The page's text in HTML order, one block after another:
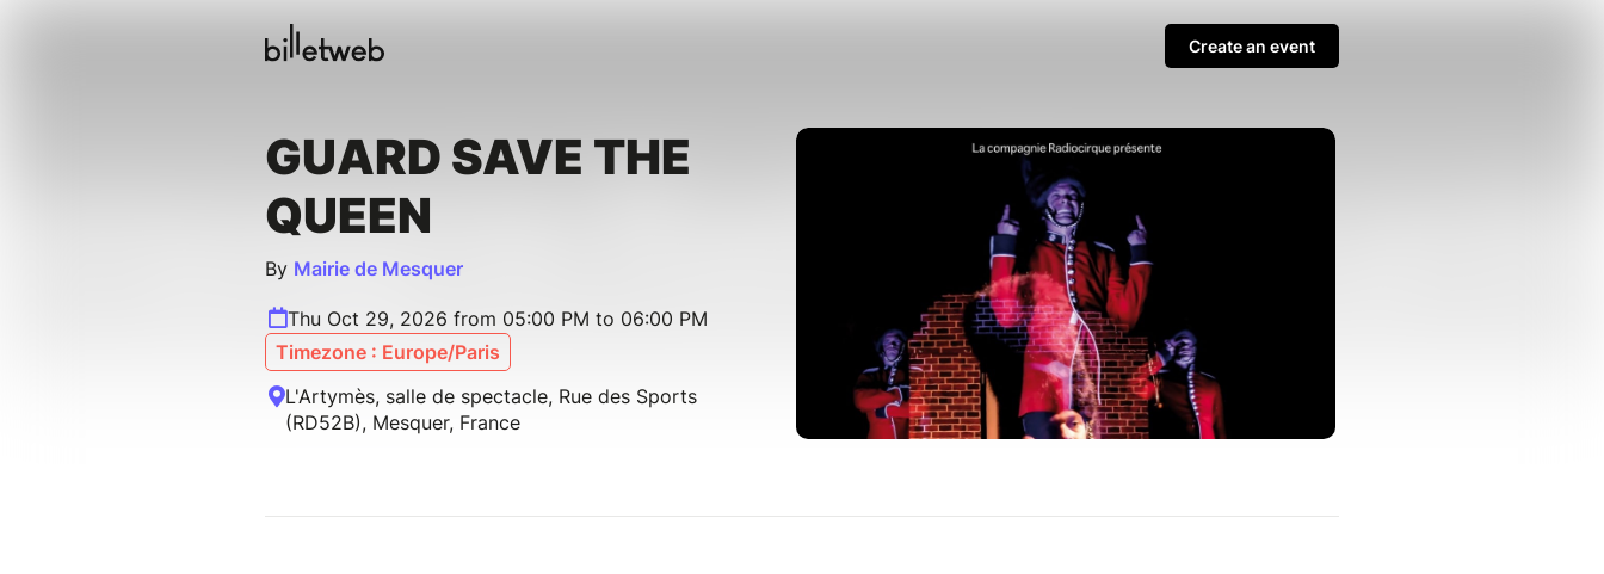
Create an event
GUARD SAVE THE
QUEEN
By Mairie de Mesquer
Thu Oct 29, 2026 from 05:00 PM to 06:00 PM
Timezone : Europe/Paris
L'Artymès, salle de spectacle, Rue des Sports
(RD52B), Mesquer, France